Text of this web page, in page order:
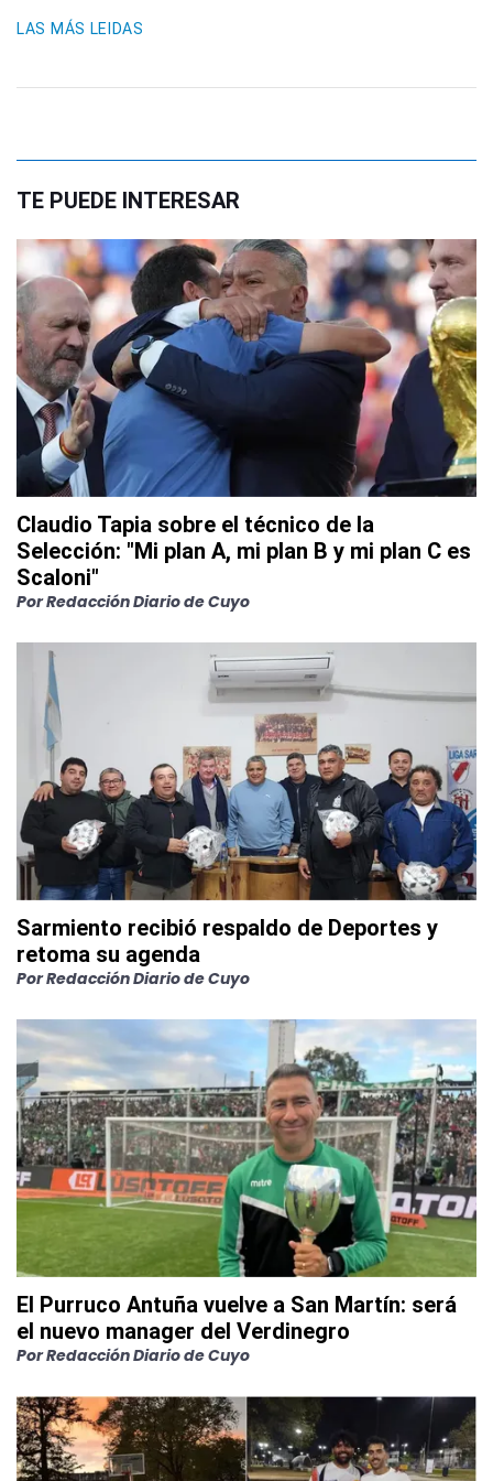
LAS MÁS LEIDAS
TE PUEDE INTERESAR
Claudio Tapia sobre el técnico de la
Selección: "Mi plan A, mi plan B y mi plan C es
Scaloni"
PorRedacción Diario de Cuyo
Sarmiento recibió respaldo de Deportes y
retoma su agenda
PorRedacción Diario de Cuyo
El Purruco Antuña vuelve a San Martín: será
el nuevo manager del Verdinegro
PorRedacción Diario de Cuyo